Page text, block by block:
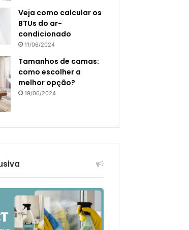
Veja como calcular os
BTUs do ar-
condicionado
11/06/2024
Tamanhos de camas:
como escolher a
melhor opção?
19/06/2024